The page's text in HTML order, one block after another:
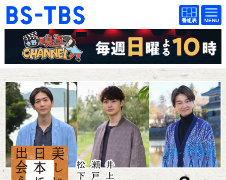
BS-TBS
番組
表
BS-TBS
番組
表
ドラマ 映画
紀行 報道
教養 スポーツ
音楽 エンタメ
アニメ ファンクラブ
検索